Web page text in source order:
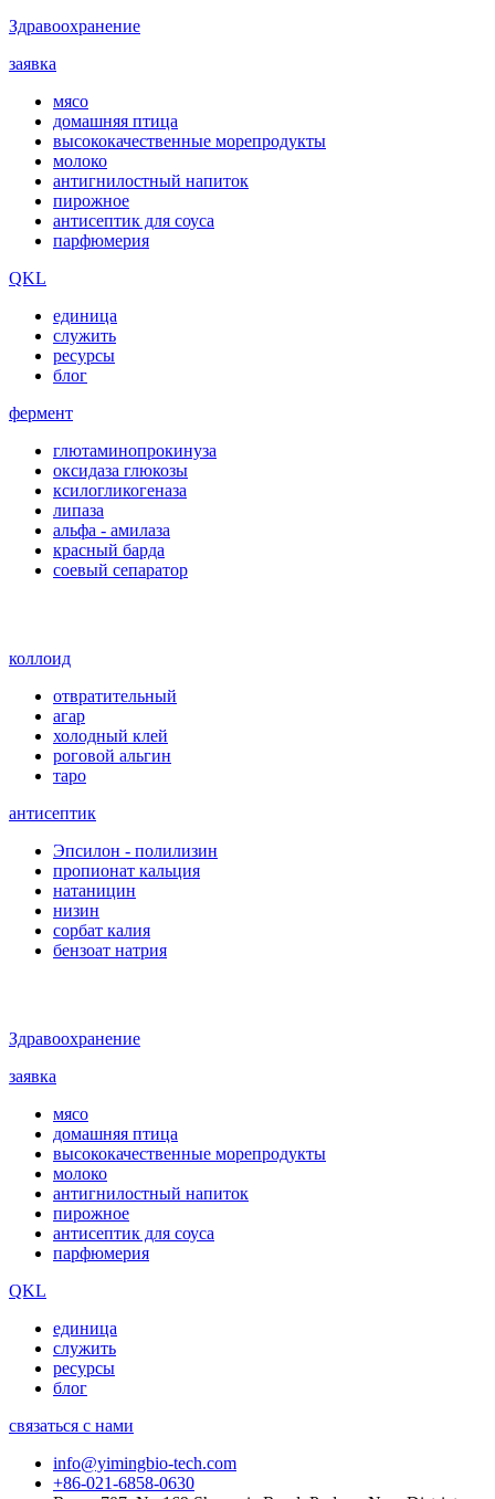
Здравоохранение
заявка
мясо
домашняя птица
высококачественные морепродукты
молоко
антигнилостный напиток
пирожное
антисептик для соуса
парфюмерия
QKL
единица
служить
ресурсы
блог
фермент
глютаминопрокинуза
оксидаза глюкозы
ксилогликогеназа
липаза
альфа - амилаза
красный барда
соевый сепаратор
коллоид
отвратительный
агар
холодный клей
роговой альгин
таро
антисептик
Эпсилон - полилизин
пропионат кальция
натаницин
низин
сорбат калия
бензоат натрия
Здравоохранение
заявка
мясо
домашняя птица
высококачественные морепродукты
молоко
антигнилостный напиток
пирожное
антисептик для соуса
парфюмерия
QKL
единица
служить
ресурсы
блог
связаться с нами
info@yimingbio-tech.com
+86-021-6858-0630